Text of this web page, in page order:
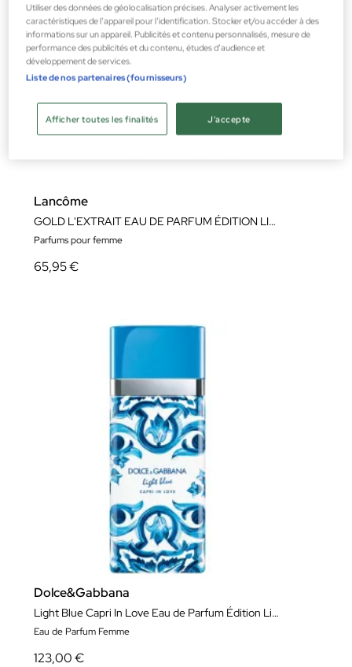
Lancôme
GOLD L'EXTRAIT EAU DE PARFUM ÉDITION LIMITÉE
Parfums pour femme
65,95 €
Dolce&Gabbana
Light Blue Capri In Love Eau de Parfum Édition Limitée
Eau de Parfum Femme
123,00 €
Utiliser des données de géolocalisation précises. Analyser activement les
caractéristiques de l’appareil pour l’identification. Stocker et/ou accéder à des
informations sur un appareil. Publicités et contenu personnalisés, mesure de
performance des publicités et du contenu, études d’audience et
développement de services.
Liste de nos partenaires (fournisseurs)
J'accepte
Afficher toutes les finalités